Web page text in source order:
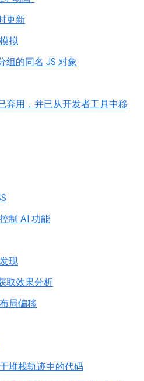
更新
拟
组的同名 JS 对象
弃用，并已从开发者工具中移
制 AI 功能
现
取效果分析
局偏移
堆栈轨迹中的代码